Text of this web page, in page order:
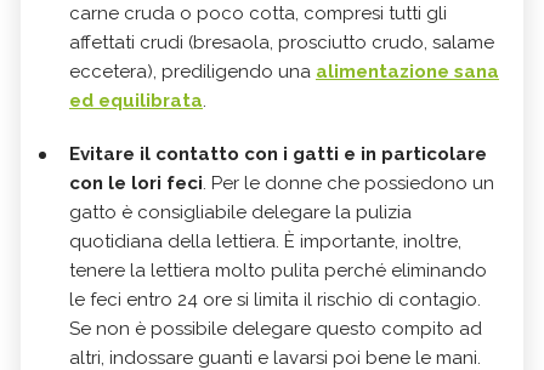
carne cruda o poco cotta, compresi tutti gli
affettati crudi (bresaola, prosciutto crudo, salame
eccetera), prediligendo una alimentazione sana
ed equilibrata.
Evitare il contatto con i gatti e in particolare
con le lori feci. Per le donne che possiedono un
gatto è consigliabile delegare la pulizia
quotidiana della lettiera. È importante, inoltre,
tenere la lettiera molto pulita perché eliminando
le feci entro 24 ore si limita il rischio di contagio.
Se non è possibile delegare questo compito ad
altri, indossare guanti e lavarsi poi bene le mani.